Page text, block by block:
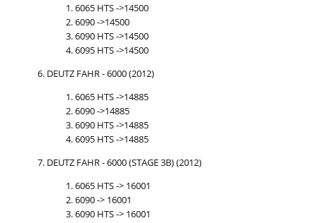
6065 HTS ->14500
6090 ->14500
6090 HTS ->14500
6095 HTS ->14500
DEUTZ FAHR - 6000 (2012)
6065 HTS ->14885
6090 ->14885
6090 HTS ->14885
6095 HTS ->14885
DEUTZ FAHR - 6000 (STAGE 3B) (2012)
6065 HTS -> 16001
6090 -> 16001
6090 HTS -> 16001